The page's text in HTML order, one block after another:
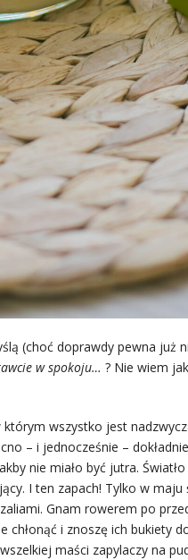
(choć doprawdy pewna już
w spokoju… ? Nie wiem
wszystko jest
– i jednocześnie –
nie miało być jutra.
I ten zapach! Tylko w
Gnam rowerem po
i znoszę ich bukiety
maści zapylaczy na